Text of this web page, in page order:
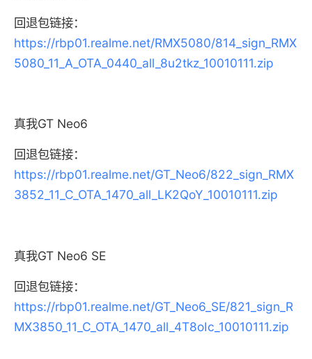
回退包链接：
https://rbp01.realme.net/RMX5080/814_sign_RMX
5080_11_A_OTA_0440_all_8u2tkz_10010111.zip
真我GT Neo6
回退包链接：
https://rbp01.realme.net/GT_Neo6/822_sign_RMX
3852_11_C_OTA_1470_all_LK2QoY_10010111.zip
真我GT Neo6 SE
回退包链接：
https://rbp01.realme.net/GT_Neo6_SE/821_sign_R
MX3850_11_C_OTA_1470_all_4T8oIc_10010111.zip